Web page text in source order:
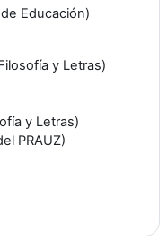
Educación)
y Letras)
y Letras)
PRAUZ)